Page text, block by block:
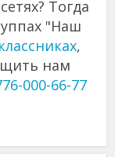
Тогда
"Наш
,
нам
000-66-77